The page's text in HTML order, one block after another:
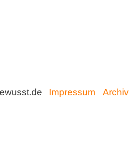
Impressum Archiv